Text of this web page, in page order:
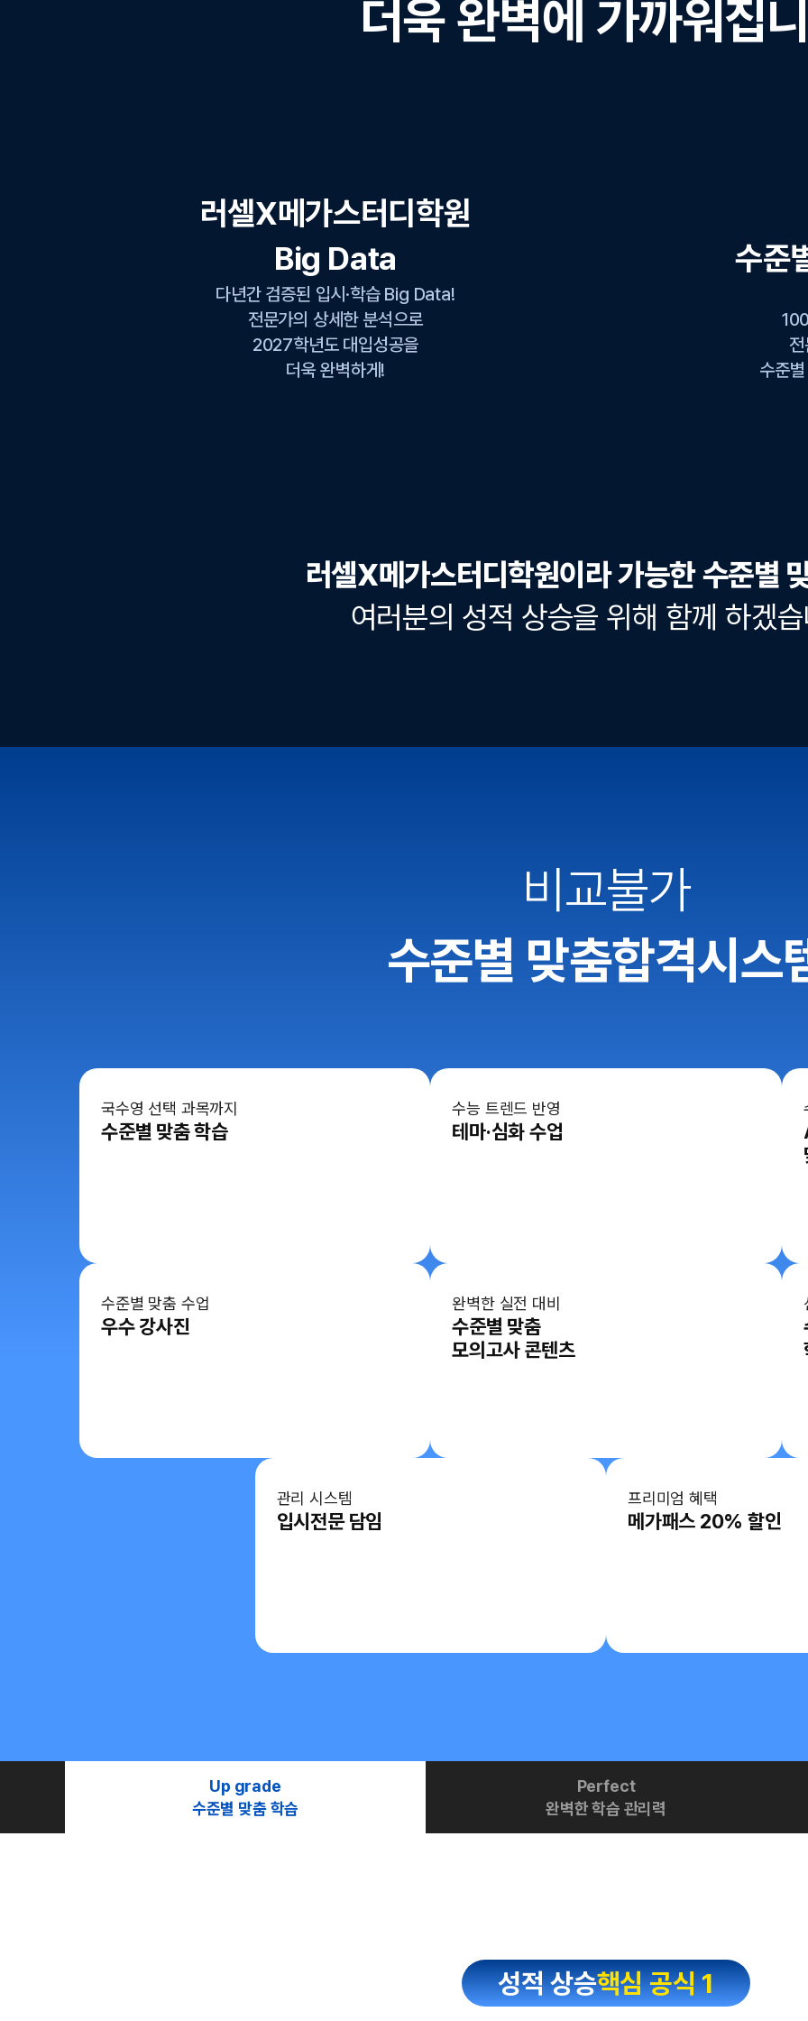
더욱 완벽에 가까워집
러셀X메가스터디학원
Big Data
다년간 검증된 입시·학습 Big Data!
전문가의 상세한 분석으로
2027학년도 대입성공을
더욱 완벽하게!
수준
수준
러셀X메가스터디학원이라 가능한수준별
여러분의 성적 상승을 위해 함께 하겠
비교불가
수준별 맞춤합격시스
국수영 선택 과목까지
수준별 맞춤 학습
수능 트렌드 반영
테마·심화 수업
수준별 맞춤 수업
우수 강사진
완벽한 실전 대비
수준별 맞춤
모의고사 콘텐츠
관리 시스템
입시전문 담임
프리미엄 혜택
메가패스 20% 할인
Up grade
수준별 맞춤 학습
Perfect
완벽한 학습 관리력
성적 상승핵심 공식 1